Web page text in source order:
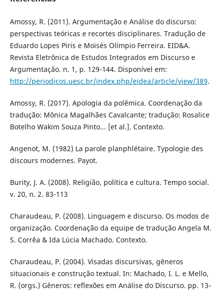
Amossy, R. (2011). Argumentação e Análise do discurso:
perspectivas teóricas e recortes disciplinares. Tradução de
Eduardo Lopes Piris e Moisés Olímpio Ferreira. EID&A.
Revista Eletrônica de Estudos Integrados em Discurso e
Argumentação. n. 1, p. 129-144. Disponível em:
http://periodicos.uesc.br/index.php/eidea/article/view/389.
Amossy, R. (2017). Apologia da polêmica. Coordenação da
tradução: Mônica Magalhães Cavalcante; tradução: Rosalice
Botelho Wakim Souza Pinto... [et al.]. Contexto.
Angenot, M. (1982) La parole planphlétaire. Typologie des
discours modernes. Payot.
Burity, J. A. (2008). Religião, política e cultura. Tempo social.
v. 20, n. 2. 83-113
Charaudeau, P. (2008). Linguagem e discurso. Os modos de
organização. Coordenação da equipe de tradução Angela M.
S. Corrêa & Ida Lúcia Machado. Contexto.
Charaudeau, P. (2004). Visadas discursivas, gêneros
situacionais e construção textual. In: Machado, I. L. e Mello,
R. (orgs.) Gêneros: reflexões em Análise do Discurso. pp. 13-